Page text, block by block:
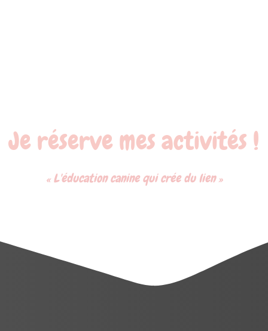
Je réserve mes activités !
« L'éducation canine qui crée du lien »